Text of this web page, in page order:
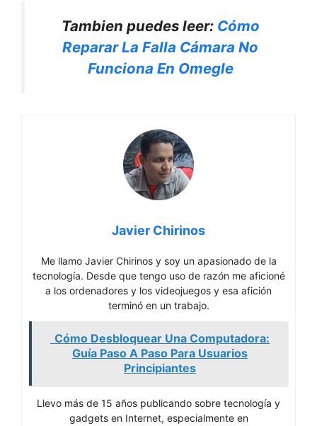
Tambien puedes leer: Cómo
Reparar La Falla Cámara No
Funciona En Omegle
Javier Chirinos
Me llamo Javier Chirinos y soy un apasionado de la
tecnología. Desde que tengo uso de razón me aficioné
a los ordenadores y los videojuegos y esa afición
terminó en un trabajo.
Cómo Desbloquear Una Computadora:
Guía Paso A Paso Para Usuarios
Principiantes
Llevo más de 15 años publicando sobre tecnología y
gadgets en Internet, especialmente en